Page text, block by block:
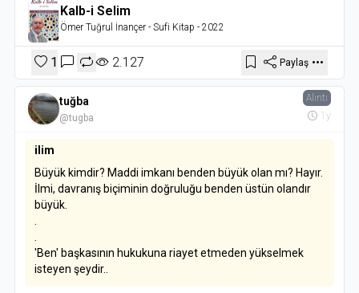
Kalb-i Selim
Ömer Tuğrul İnançer- Sufi Kitap - 2022
1 2.127 Paylaş
tuğba
@tugba
Alıntı
1y
ilim
Büyük kimdir? Maddi imkanı benden büyük olan mı? Hayır.
İlmi, davranış biçiminin doğruluğu benden üstün olandır
büyük.
'Ben' başkasının hukukuna riayet etmeden yükselmek
isteyen şeydir..